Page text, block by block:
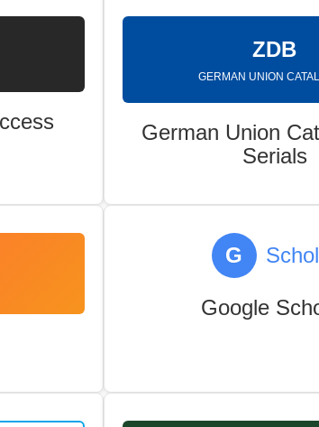
ZDB
GERMAN UNION
German Union
Serials
G
Google